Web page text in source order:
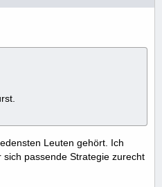
Leuten gehört. Ich
passende Strategie zurecht